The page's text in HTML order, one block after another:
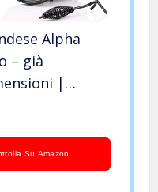
Alpha
– già
|
Pentola con
Su Amazon